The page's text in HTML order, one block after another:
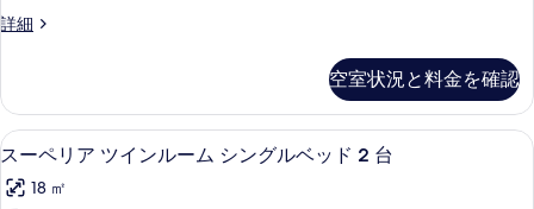
ル
ム
ダ
ブ
ル
詳細
エ
ダ
ブ
ル
ー
空室状況と料金を確認
ス
ー
スーペリア ツインルーム シングル
8
スーペリア ツインルーム シングルベッド 2 台
18 ㎡